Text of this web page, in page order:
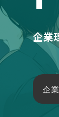
企業
企